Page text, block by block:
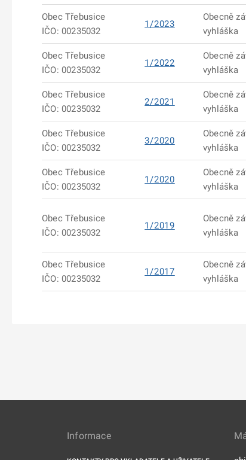
Obec Třebusice
IČO: 00235032
1/2023
Obecně
vyhláška
Obec Třebusice
IČO: 00235032
1/2022
Obecně
vyhláška
Obec Třebusice
IČO: 00235032
2/2021
Obecně
vyhláška
Obec Třebusice
IČO: 00235032
3/2020
Obecně
vyhláška
Obec Třebusice
IČO: 00235032
1/2020
Obecně
vyhláška
Obec Třebusice
IČO: 00235032
1/2019
Obecně
vyhláška
Obec Třebusice
IČO: 00235032
1/2017
Obecně
vyhláška
Informace